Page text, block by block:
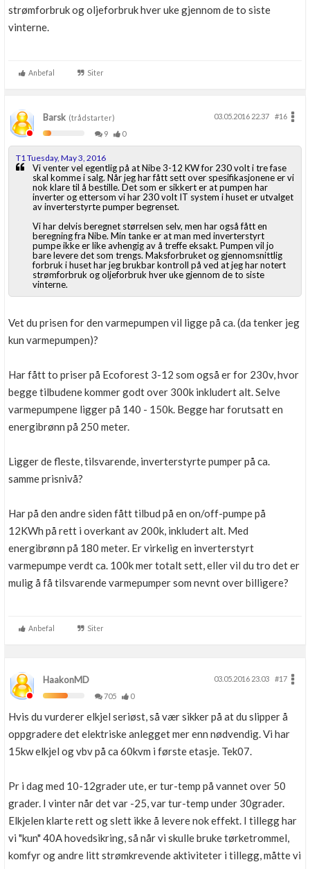
strømforbruk og oljeforbruk hver uke gjennom de to siste
vinterne.
Anbefal Siter
Barsk (trådstarter) 03.05.2016 22.37
#16
9
0
T1 Tuesday, May 3, 2016
Vi venter vel egentlig på at Nibe 3-12 KW for 230 volt i tre fase
skal komme i salg. Når jeg har fått sett over spesifikasjonene er vi
nok klare til å bestille. Det som er sikkert er at pumpen har
inverter og ettersom vi har 230 volt IT system i huset er utvalget
av inverterstyrte pumper begrenset.
Vi har delvis beregnet størrelsen selv, men har også fått en
beregning fra Nibe. Min tanke er at man med inverterstyrt
pumpe ikke er like avhengig av å treffe eksakt. Pumpen vil jo
bare levere det som trengs. Maksforbruket og gjennomsnittlig
forbruk i huset har jeg brukbar kontroll på ved at jeg har notert
strømforbruk og oljeforbruk hver uke gjennom de to siste
vinterne.
Vet du prisen for den varmepumpen vil ligge på ca. (da tenker jeg
kun varmepumpen)?
Har fått to priser på Ecoforest 3-12 som også er for 230v, hvor
begge tilbudene kommer godt over 300k inkludert alt. Selve
varmepumpene ligger på 140 - 150k. Begge har forutsatt en
energibrønn på 250 meter.
Ligger de fleste, tilsvarende, inverterstyrte pumper på ca.
samme prisnivå?
Har på den andre siden fått tilbud på en on/off-pumpe på
12KWh på rett i overkant av 200k, inkludert alt. Med
energibrønn på 180 meter. Er virkelig en inverterstyrt
varmepumpe verdt ca. 100k mer totalt sett, eller vil du tro det er
mulig å få tilsvarende varmepumper som nevnt over billigere?
Anbefal Siter
HaakonMD 03.05.2016 23.03
#17
705
0
Hvis du vurderer elkjel seriøst, så vær sikker på at du slipper å
oppgradere det elektriske anlegget mer enn nødvendig. Vi har
15kw elkjel og vbv på ca 60kvm i første etasje. Tek07.
Pr i dag med 10-12grader ute, er tur-temp på vannet over 50
grader. I vinter når det var -25, var tur-temp under 30grader.
Elkjelen klarte rett og slett ikke å levere nok effekt. I tillegg har
vi "kun" 40A hovedsikring, så når vi skulle bruke tørketrommel,
komfyr og andre litt strømkrevende aktiviteter i tillegg, måtte vi